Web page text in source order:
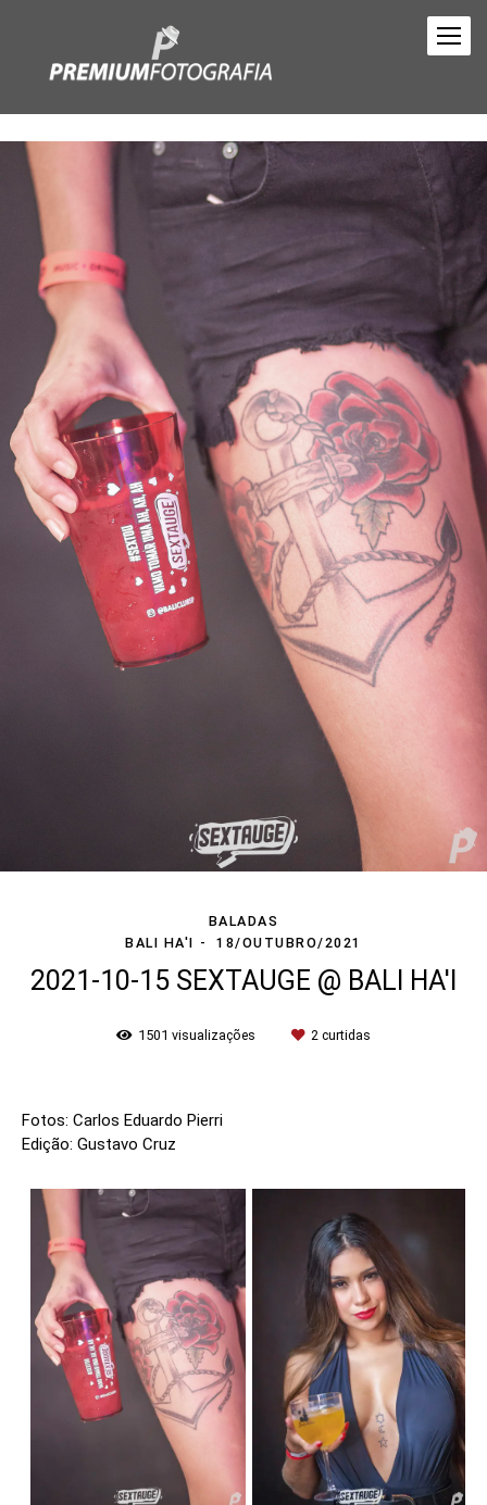
BALADAS
BALI HA'I
18/OUTUBRO/2021
2021-10-15 SEXTAUGE @ BALI HA'I
1501 visualizações 2 curtidas
Fotos: Carlos Eduardo Pierri
Edição: Gustavo Cruz